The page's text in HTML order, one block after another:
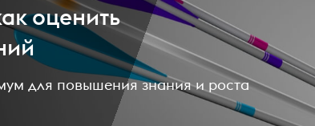
оценить
для повышения знания и роста